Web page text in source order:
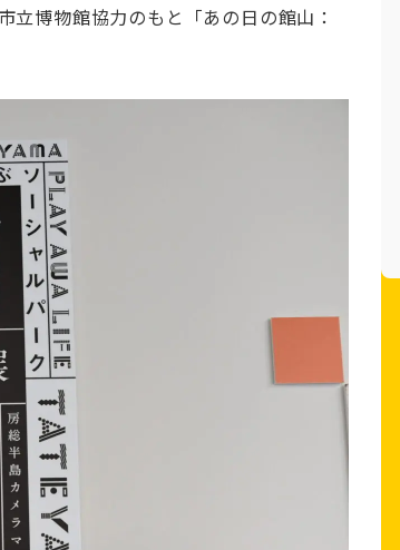
立博物館協力のもと「あの日の館山：